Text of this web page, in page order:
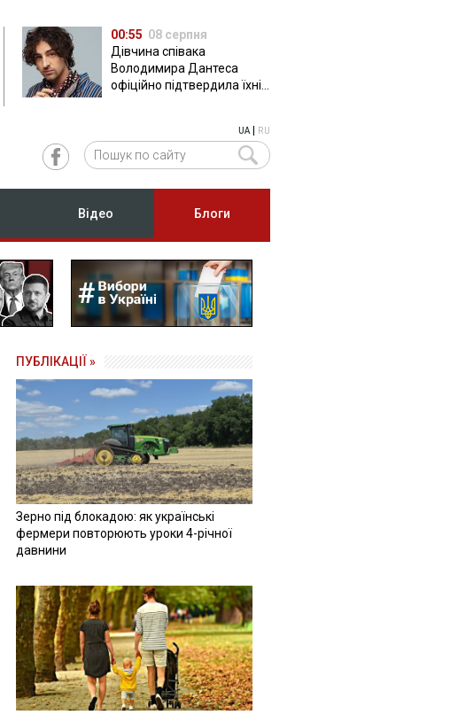
00:55 08 серпня
Дівчина співака
Володимира Дантеса
офіційно підтвердила їхні
UA| RU
Відео Блоги
ПУБЛІКАЦІЇ »
Зерно під блокадою: як українські
фермери повторюють уроки 4-річної
давнини